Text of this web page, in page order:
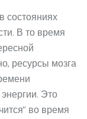
состояниях
В то время
ресурсы мозга
Это
во время